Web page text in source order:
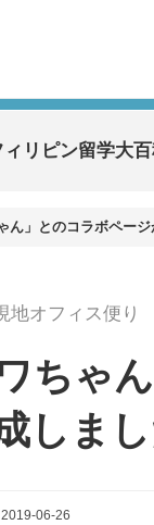
ィリピン留学大
」とのコラボページ
地オフィス便り
ちゃ
しまし
2019-06-26